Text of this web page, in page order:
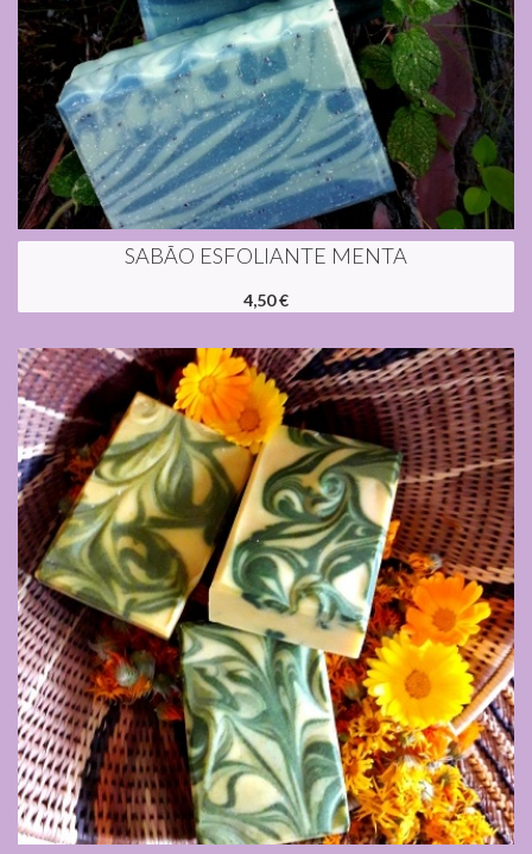
SABÃO ESFOLIANTE MENTA
4,50 €